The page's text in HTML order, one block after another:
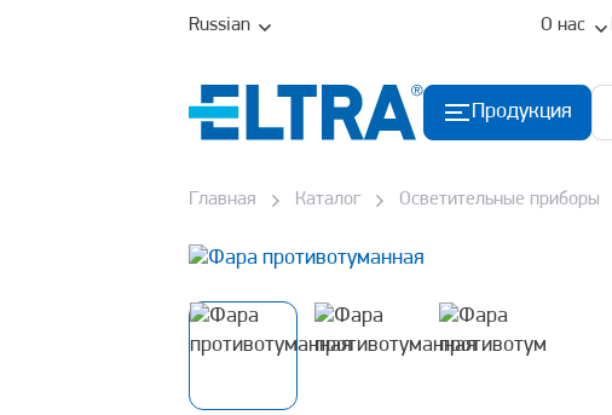
Russian О нас
Продукция
Главная Каталог Осветительные приборы